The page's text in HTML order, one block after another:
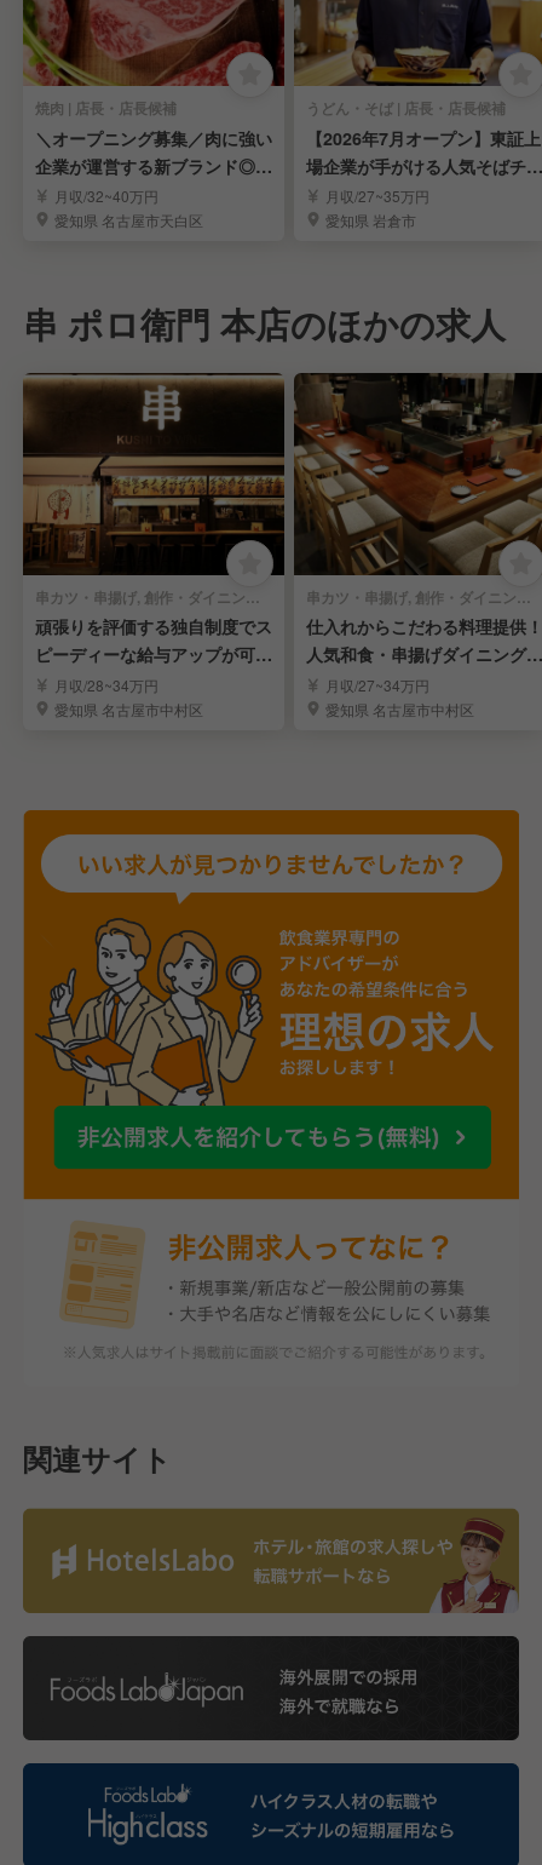
焼肉 | 店長・店長候補
＼オープニング募集／肉に強い
企業が運営する新ブランド◎頑
張りが収入に直結！
月収/32~40万円
愛知県 名古屋市天白区
うどん・そば | 店長・店長候補
【2026年7月オープン】東証上
場企業が手がける人気そばチェ
ーン月収/27~35万円
愛知県 岩倉市
串 ポロ衛門 本店のほかの求人
串カツ・串揚げ, 創作・ダイニングバー | レストランサービス・ホールスタッフ
頑張りを評価する独自制度でス
ピーディーな給与アップが可
能！ホール担当を募集
月収/28~34万円
愛知県 名古屋市中村区
串カツ・串揚げ, 創作・ダイニングバー | キッチンスタッフ
仕入れからこだわる料理提供！
人気和食・串揚げダイニングの
調理担当を募集
月収/27~34万円
愛知県 名古屋市中村区
関連サイト